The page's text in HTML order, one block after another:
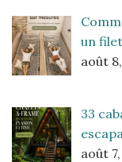
un
août
33
août